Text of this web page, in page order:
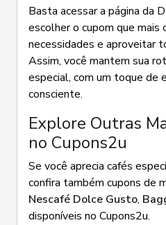
Basta acessar a página da
escolher o cupom que mais
necessidades e aproveitar
Assim, você mantem sua
especial, com um toque de
consciente.
Explore Outras
no Cupons2u
Se você aprecia cafés
confira também cupons de
Nescafé Dolce Gusto,
disponíveis no Cupons2u.